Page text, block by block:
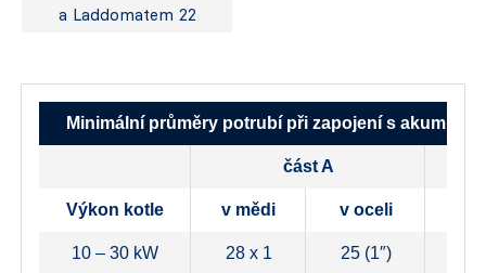
a Laddomatem 22
Minimální průměry potrubí při zapojení s
část A
Výkon kotle v mědi v oceli
10 – 30 kW 28 x 1 25 (1″)